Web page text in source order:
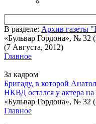
В разделе: Архив газеты
«Бульвар Гордона», № 32
(7 Августа, 2012)
Главное
За кадром
Бригаду, в которой
НКВД остался у актера
«Бульвар Гордона», № 32
Главное